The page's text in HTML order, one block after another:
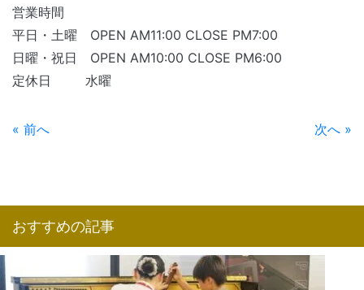
営業時間
平日・土曜 OPEN AM11:00 CLOSE PM7:00
日曜・祝日 OPEN AM10:00 CLOSE PM6:00
定休日 水曜
« 前へ 次へ »
おすすめの記事